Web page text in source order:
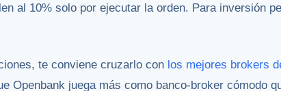
al 10% solo por ejecutar la orden. Para inversión
te conviene cruzarlo con los mejores brokers
Openbank juega más como banco-broker cómodo